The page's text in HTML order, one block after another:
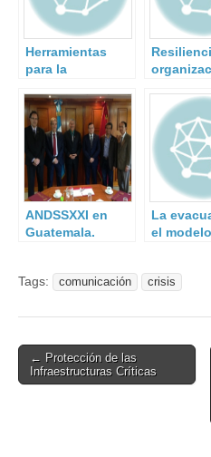
Herramientas
para la
situaciones de
crisis
ANDSSXXI en
Guatemala.
La
el
Tags: comunicación crisis
Post
navigation
← Protección de las
Infraestructuras Críticas